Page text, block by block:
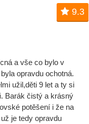
9.3
a vše co bylo v
opravdu ochotná.
užil,děti 9 let a ty si
Barák čistý a krásný
potěšení i že na
je tedy opravdu